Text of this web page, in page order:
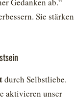
Gedanken ab.“
Sie stärken
durch Selbstliebe.
aktivieren unser